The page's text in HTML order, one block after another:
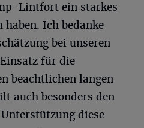
Lintfort ein starkes
Ich bedanke
bei unseren
für die
beachtlichen langen
auch besonders den
diese